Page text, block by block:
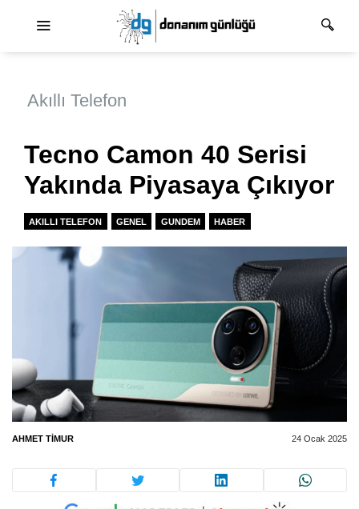
Akıllı Telefon
Tecno Camon 40 Serisi
Yakında Piyasaya Çıkıyor
AKILLI TELEFON GENEL GUNDEM HABER
AHMET TIMUR 24 Ocak 2025